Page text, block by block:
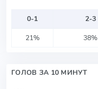
0-1 2-3
21%
38%
ГОЛОВ ЗА 10 МИНУТ